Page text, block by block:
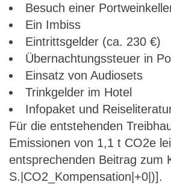
Besuch einer
Ein Imbiss
Eintrittsgelder (ca. 230 €)
Übernachtungssteuer in
Einsatz von Audiosets
Trinkgelder im Hotel
Infopaket und
Für die entstehenden
Emissionen von 1,1 t CO2e
entsprechenden Beitrag zum
S.|CO2_Kompensation|+0|)].